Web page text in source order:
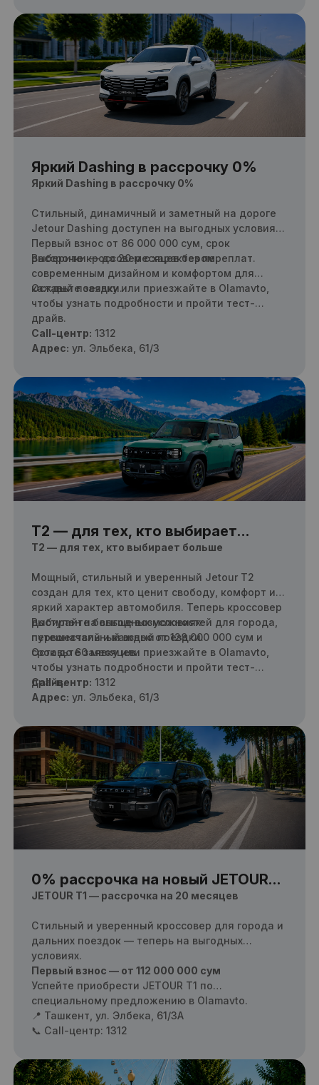
Яркий Dashing в рассрочку 0%
Яркий Dashing в рассрочку 0%
Стильный, динамичный и заметный на дороге
Jetour Dashing доступен на выгодных условиях.
Первый взнос от 86 000 000 сум, срок
рассрочки — до 20 месяцев без переплат.
Выберите кроссовер с характером,
современным дизайном и комфортом для
каждый поездки.
Оставьте заявку или приезжайте в Olamavto,
чтобы узнать подробности и пройти тест-
драйв.
Call-центр: 1312
Адрес: ул. Эльбека, 61/3
T2 — для тех, кто выбирает
больше
T2 — для тех, кто выбирает больше
Мощный, стильный и уверенный Jetour T2
создан для тех, кто ценит свободу, комфорт и
яркий характер автомобиля. Теперь кроссовер
доступен на выгодных условиях:
первоначальный взнос от 128 000 000 сум и
срок до 60 месяцев.
Выбирайте больше возможностей для города,
путешествий и каждый поездки.
Оставьте заявку или приезжайте в Olamavto,
чтобы узнать подробности и пройти тест-
драйв.
Call-центр: 1312
Адрес: ул. Эльбека, 61/3
0% рассрочка на новый JETOUR
T1
JETOUR T1 — рассрочка на 20 месяцев
Стильный и уверенный кроссовер для города и
дальних поездок — теперь на выгодных
условиях.
Первый взнос — от 112 000 000 сум
Успейте приобрести JETOUR T1 по
специальному предложению в Olamavto.
📍 Ташкент, ул. Элбека, 61/3А
📞 Call-центр: 1312